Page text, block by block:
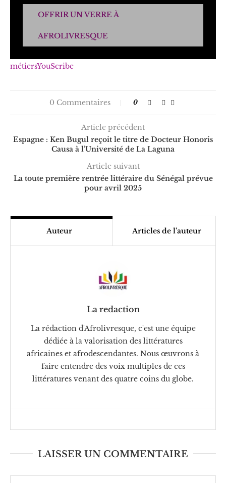
OFFRIR UN VERRE À
AFROLIVRESQUE
métiersYouScribe
0 Commentaires 0
Article précédent
Espagne : Ken Bugul reçoit le titre de Docteur Honoris
Causa à l’Université de La Laguna
Article suivant
La toute première rentrée littéraire du Sénégal prévue
pour avril 2025
Auteur Articles de l'auteur
La redaction
La rédaction d'Afrolivresque, c'est une équipe
dédiée à la valorisation des littératures
africaines et afrodescendantes. Nous œuvrons à
faire entendre des voix multiples de ces
littératures venant des quatre coins du globe.
LAISSER UN COMMENTAIRE